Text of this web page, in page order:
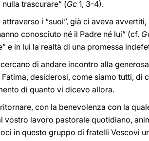
trascurare” (Gc 1, 3-4).
attraverso i “suoi”, già ci aveva
conosciuto né il Padre né lui” (cf.
e in lui la realtà di una promessa
di andare incontro alla
desiderosi, come siamo tutti, di
di quanto vi dicevo allora.
con la benevolenza con la
vostro lavoro pastorale quotidiano,
in questo gruppo di fratelli Vescovi